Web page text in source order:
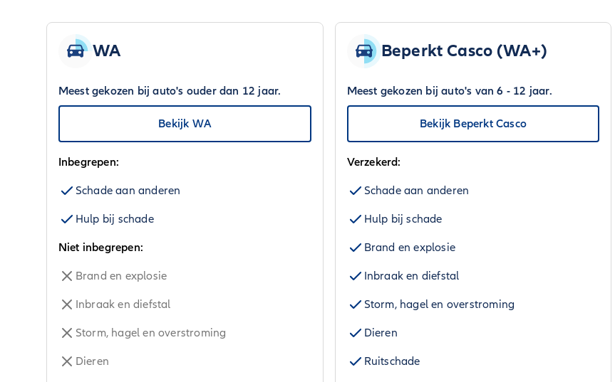
WA
Meest gekozen bij auto's ouder dan 12 jaar.
Bekijk WA
Inbegrepen:
Schade aan anderen
Hulp bij schade
Niet inbegrepen:
Brand en explosie
Inbraak en diefstal
Storm, hagel en overstroming
Dieren
Beperkt Casco (WA+)
Meest gekozen bij auto's van 6 - 12 jaar.
Bekijk Beperkt Casco
Verzekerd:
Schade aan anderen
Hulp bij schade
Brand en explosie
Inbraak en diefstal
Storm, hagel en overstroming
Dieren
Ruitschade